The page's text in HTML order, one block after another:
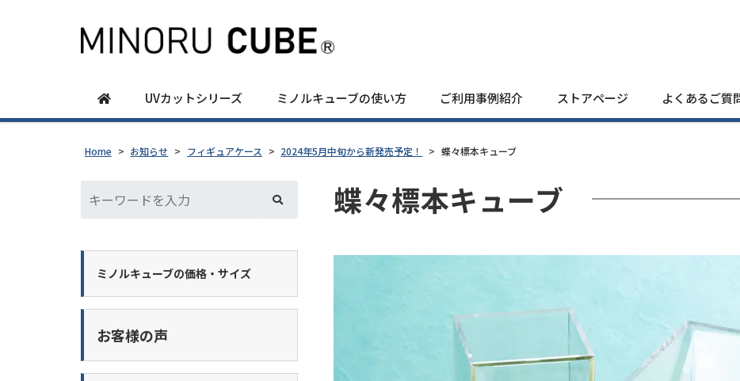
UVカットシリーズ ミノルキューブの使い方 ご利用事例紹介 ストアページ よくあるご質
Home > お知らせ > フィギュアケース > 2024年5月中旬から新発売予定！ > 蝶々標本キューブ
蝶々標本キューブ
ミノルキューブの価格・サイズ
お客様の声